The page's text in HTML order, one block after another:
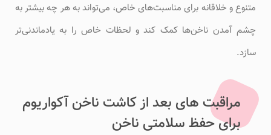
متنوع و خلاقانه برای مناسبت‌های خاص، می‌تواند به هر چه بیشتر به
چشم آمدن ناخن‌ها کمک کند و لحظات خاص را به یادماندنی‌تر
سازد.
مراقبت های بعد از کاشت ناخن آکواریوم
برای حفظ سلامتی ناخن